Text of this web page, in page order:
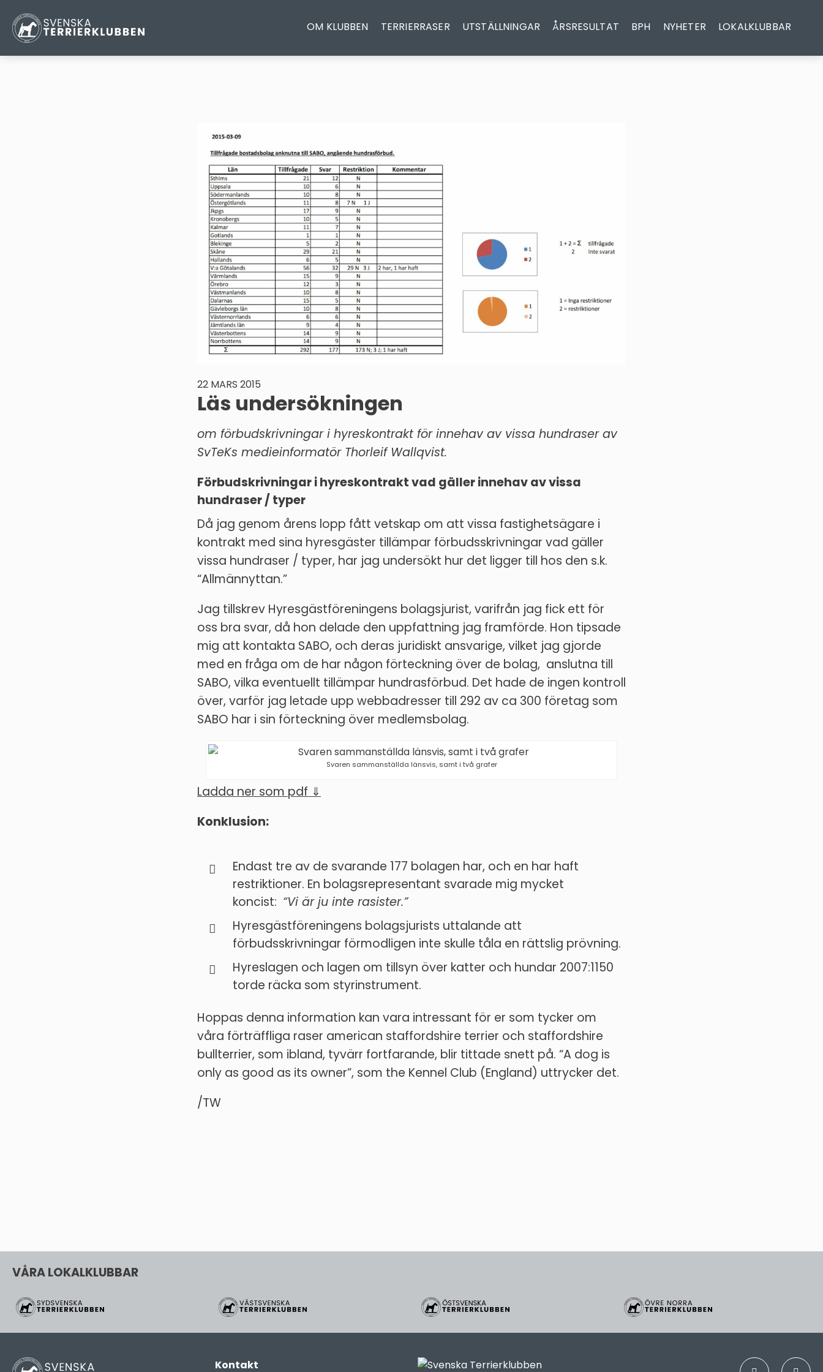
OM KLUBBEN TERRIERRASER UTSTÄLLNINGAR ÅRSRESULTAT BPH NYHETER LOKALKLUBBAR
22 MARS 2015
Läs undersökningen
om förbudskrivningar i hyreskontrakt för innehav av vissa hundraser av
SvTeKs medieinformatör Thorleif Wallqvist.
Förbudskrivningar i hyreskontrakt vad gäller innehav av vissa
hundraser / typer
Då jag genom årens lopp fått vetskap om att vissa fastighetsägare i
kontrakt med sina hyresgäster tillämpar förbudsskrivningar vad gäller
vissa hundraser / typer, har jag undersökt hur det ligger till hos den s.k.
“Allmännyttan.”
Jag tillskrev Hyresgästföreningens bolagsjurist, varifrån jag fick ett för
oss bra svar, då hon delade den uppfattning jag framförde. Hon tipsade
mig att kontakta SABO, och deras juridiskt ansvarige, vilket jag gjorde
med en fråga om de har någon förteckning över de bolag, anslutna till
SABO, vilka eventuellt tillämpar hundrasförbud. Det hade de ingen kontroll
över, varför jag letade upp webbadresser till 292 av ca 300 företag som
SABO har i sin förteckning över medlemsbolag.
Svaren sammanställda länsvis, samt i två grafer
Ladda ner som pdf ⇓
Konklusion:
Endast tre av de svarande 177 bolagen har, och en har haft
restriktioner. En bolagsrepresentant svarade mig mycket
koncist: “Vi är ju inte rasister.”
Hyresgästföreningens bolagsjurists uttalande att
förbudsskrivningar förmodligen inte skulle tåla en rättslig prövning.
Hyreslagen och lagen om tillsyn över katter och hundar 2007:1150
torde räcka som styrinstrument.
Hoppas denna information kan vara intressant för er som tycker om
våra förträffliga raser american staffordshire terrier och staffordshire
bullterrier, som ibland, tyvärr fortfarande, blir tittade snett på. “A dog is
only as good as its owner”, som the Kennel Club (England) uttrycker det.
/TW
VÅRA LOKALKLUBBAR
Kontakt